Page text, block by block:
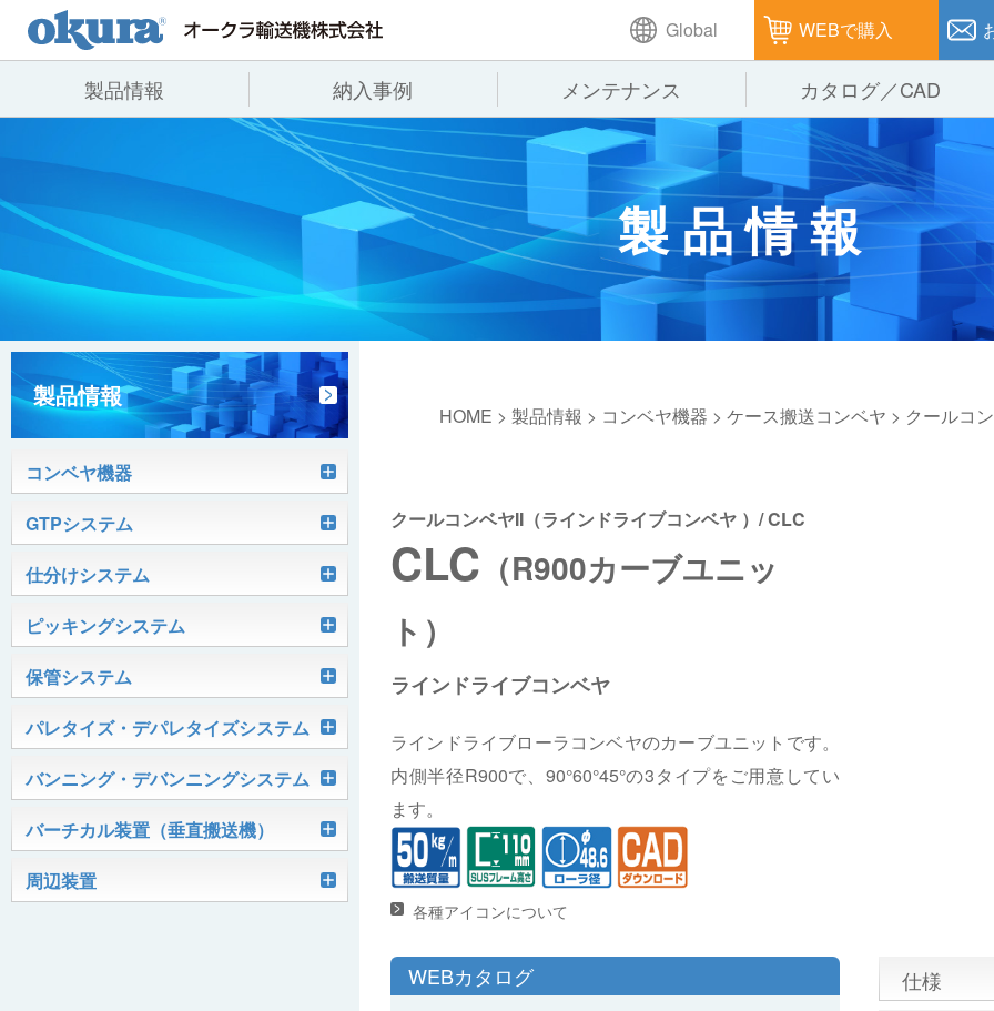
Global WEBで購入
製品情報
製品情報
コンベヤ機器
コンベヤ機器を探す
用途から探す
ヒント集
GTPシステム
ピッキングシステム
パレタイズ・デパレタイズシステム
納入事例
納入事例
全業種 製造
飲料 通販
メンテナンス
カタログ／CAD
会社情報
代表あいさつ 企業理念
事業所一覧 オークラグループ
沿革 オークラの取組み
製品情報
製品情報
コンベヤ機器
軽搬送コンベヤ
ベルコンミニ
ファインコンベヤ
マグネット駆動コンベヤ
ジャブコン®
プラスチックベルトコンベヤ
オークラ キャリーライン®
ケース搬送コンベヤ
ユニコンV
ユニコンJr
クールコンベヤ®Ⅱ
チェーン駆動ローラコンベヤ
チェーン駆動ローラ単体
パレットコンベヤ
グラビティコンベヤ
ローラコンベヤ
ホイールコンベヤ
フリーカーブコンベヤ
モータローラ＆コンベヤ
モータローラ単体
モータローラコンベヤ
マテハン機器
オークラホッパー
ポータブルクレーン
OKベルコン（スタンダードタイプ）
生産終了品
GTPシステム
Skypod®（スカイポッド）
AGVシステム
OKURUN® /TW300
仕分けシステム
ユニソーター
ハイスピードソーター
ディスクソーター
アングルソーター
クロスベルトソーター（汎用タイプ）
ピッキングシステム
PTIシステム
ピカトルシリーズ
HASS（ハズ）シリーズ
ピックティーチャシステム
バラピッキングロボットシステム
保管システム
Quick Shuttle®
パレタイズ・デパレタイズシステム
ロボットパレタイザ
ロボットパレタイザAi1800Ⅱ-C
ロボットパレタイザAi1800Ⅱ
ビジョンパレタイズシステム
ビジョンデパレタイズシステム
バンニング・デバンニングシステム
トラックローダ「TL-2P」
伸縮ベルトコンベヤ
バーチカル装置（垂直搬送機）
ミニパーフェ® / VCS-Z
周辺装置
HOME > 製品情報 > コンベヤ機器 > ケース搬送コンベヤ > クールコ
クールコンベヤII（ラインドライブコンベヤ ）/ CLC
CLC （R900カーブユニッ
ト）
ラインドライブコンベヤ
ラインドライブローラコンベヤのカーブユニットです。
内側半径R900で、90°60°45°の3タイプをご用意してい
ます。
各種アイコンについて
WEBカタログ
仕様